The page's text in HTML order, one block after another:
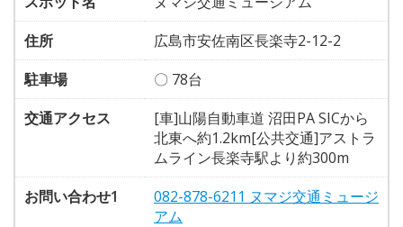
住所
広島市安佐南区長楽寺2-12-2
駐車場
〇 78台
交通アクセス
[車]山陽自動車道 沼田PA SICから
北東へ約1.2km[公共交通]アストラ
ムライン長楽寺駅より約300m
お問い合わせ1
082-878-6211 ヌマジ交通ミュージ
アム